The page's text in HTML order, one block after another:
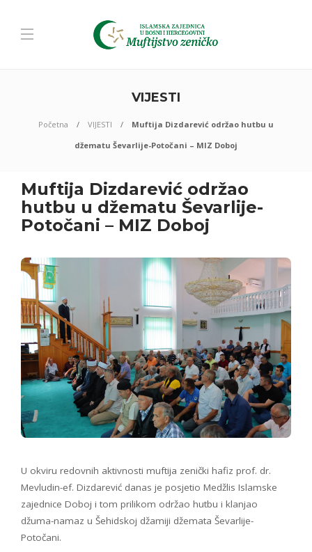
VIJESTI
Početna VIJESTI
Muftija Dizdarević održao hutbu u
džematu Ševarlije-Potočani – MIZ Doboj
Muftija Dizdarević održao
hutbu u džematu Ševarlije-
Potočani – MIZ Doboj
U okviru redovnih aktivnosti muftija zenički hafiz prof. dr.
Mevludin-ef. Dizdarević danas je posjetio Medžlis Islamske
zajednice Doboj i tom prilikom održao hutbu i klanjao
džuma-namaz u Šehidskoj džamiji džemata Ševarlije-
Potočani.